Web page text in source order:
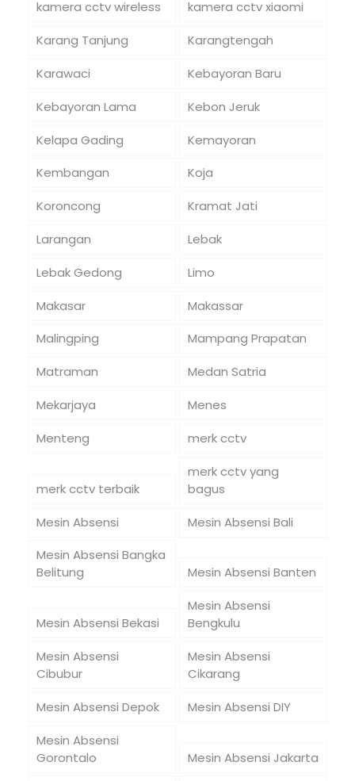
kamera cctv wireless
kamera cctv xiaomi
Karang Tanjung
Karangtengah
Karawaci
Kebayoran Baru
Kebayoran Lama
Kebon Jeruk
Kelapa Gading
Kemayoran
Kembangan
Koja
Koroncong
Kramat Jati
Larangan
Lebak
Lebak Gedong
Limo
Makasar
Makassar
Malingping
Mampang Prapatan
Matraman
Medan Satria
Mekarjaya
Menes
Menteng
merk cctv
merk cctv terbaik
merk cctv yang
bagus
Mesin Absensi
Mesin Absensi Bali
Mesin Absensi Bangka
Belitung
Mesin Absensi Banten
Mesin Absensi Bekasi
Mesin Absensi
Bengkulu
Mesin Absensi
Cibubur
Mesin Absensi
Cikarang
Mesin Absensi Depok
Mesin Absensi DIY
Mesin Absensi
Gorontalo
Mesin Absensi Jakarta